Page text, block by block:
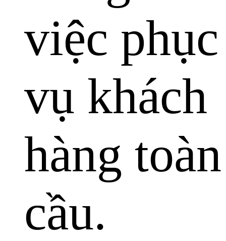
việc phục
vụ khách
hàng toàn
cầu.